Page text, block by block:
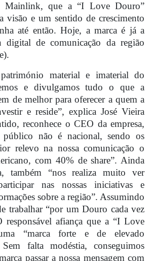
Mainlink, que a “I Love Douro”
visão e um sentido de crescimento
até então. Hoje, a marca é já a
digital de comunicação da região
material e imaterial do
e divulgamos tudo o que a
de melhor para oferecer a quem a
e reside”, explica José Vieira
reconhece o CEO da empresa,
não é nacional, sendo os
relevo na nossa comunicação o
com 40% de share”. Ainda
também “nos realiza muito ver
nas nossas iniciativas e
sobre a região”. Assumindo
trabalhar “por um Douro cada vez
responsável afiança que a “I Love
“marca forte e de elevado
Sem falta modéstia, conseguimos
passar a nossa mensagem com